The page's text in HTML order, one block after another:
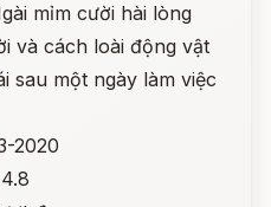
mỉm cười hài lòng
và cách loài động vật
sau một ngày làm việc
2020
4.8